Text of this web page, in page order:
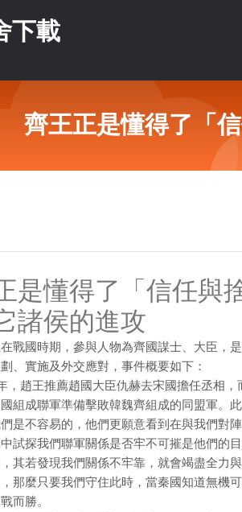
下載
齊王正是懂得了「
是懂得了「信任與
諸侯的進攻
戰國時期，參與人物為齊國謀士、大臣，
、實施及外交應對，事件概要如下：
，趙王推薦趙國大臣仇赫去宋國擔任丞相
組成聯軍準備擊敗韓魏齊組成的同盟軍。
是不容易的，他們更願意看到在與我們對
試探我們聯軍關係是否牢不可摧是他們的目
其若發現我們關係不牢靠，就會竭盡全力
那麼只要我們守住此時，當秦國知道無機
而勝。